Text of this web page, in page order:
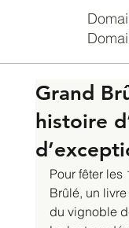
Grand
histoire
Pour fêter les
Brûlé, un
du vignoble